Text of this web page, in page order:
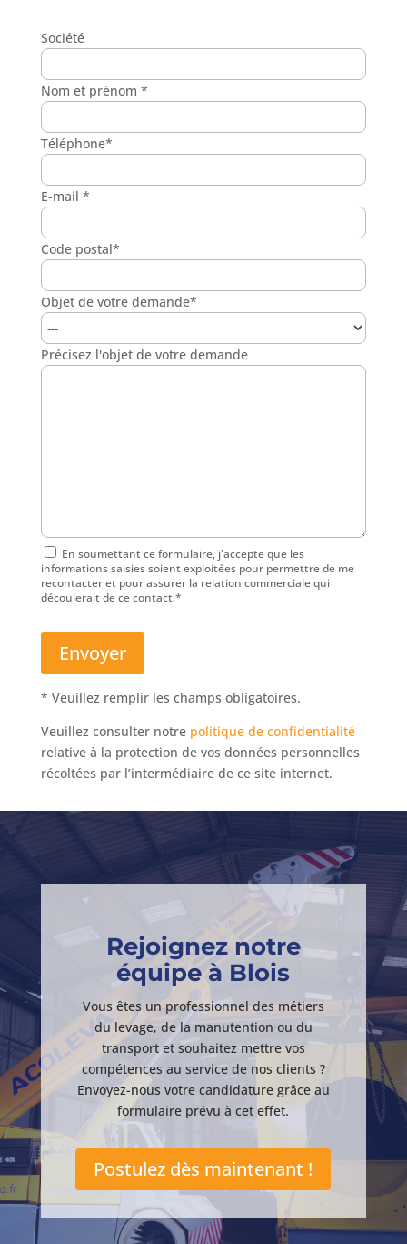
Société
Nom et prénom *
Téléphone*
E-mail *
Code postal*
Objet de votre demande*
Précisez l'objet de votre demande
En soumettant ce formulaire, j'accepte que les
informations saisies soient exploitées pour permettre de me
recontacter et pour assurer la relation commerciale qui
découlerait de ce contact.*
* Veuillez remplir les champs obligatoires.
Veuillez consulter notre politique de confidentialité
relative à la protection de vos données personnelles
récoltées par l’intermédiaire de ce site internet.
Rejoignez notre
équipe à Blois
Vous êtes un professionnel des métiers
du levage, de la manutention ou du
transport et souhaitez mettre vos
compétences au service de nos clients ?
Envoyez-nous votre candidature grâce au
formulaire prévu à cet effet.
Postulez dès maintenant !